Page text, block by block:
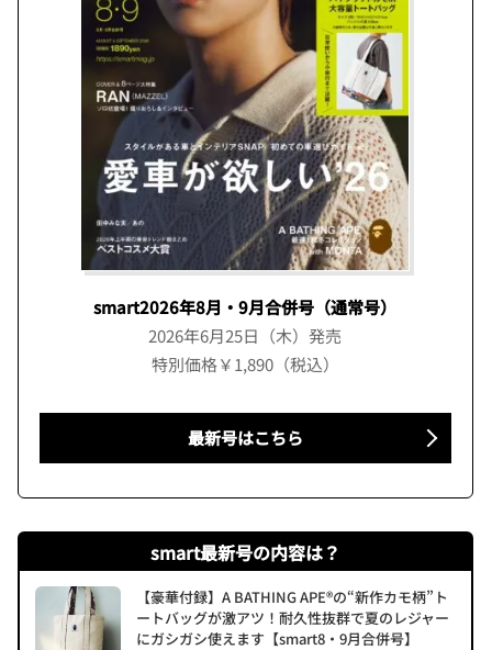
smart2026年8月・9月合併号（通常号）
2026年6月25日（木）発売
特別価格￥1,890（税込）
最新号はこちら
smart最新号の内容は？
【豪華付録】A BATHING APE®の“新作カモ柄”ト
ートバッグが激アツ！耐久性抜群で夏のレジャー
にガシガシ使えます【smart8・9月合併号】